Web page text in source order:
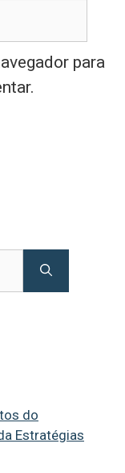
para
do
Estratégias